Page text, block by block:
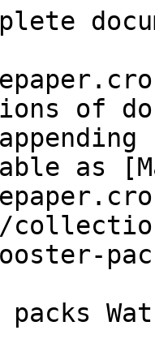
of
as